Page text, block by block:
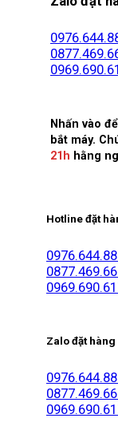
Nhấn vào
bắt máy.
21h hằng
Hotline đặt
Zalo đặt hàng